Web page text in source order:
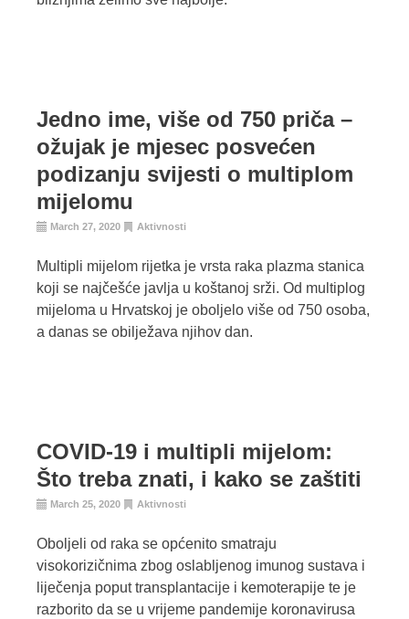
Jedno ime, više od 750 priča –
ožujak je mjesec posvećen
podizanju svijesti o multiplom
mijelomu
March 27, 2020 Aktivnosti
Multipli mijelom rijetka je vrsta raka plazma stanica
koji se najčešće javlja u koštanoj srži. Od multiplog
mijeloma u Hrvatskoj je oboljelo više od 750 osoba,
a danas se obilježava njihov dan.
COVID-19 i multipli mijelom:
Što treba znati, i kako se zaštiti
March 25, 2020 Aktivnosti
Oboljeli od raka se općenito smatraju
visokorizičnima zbog oslabljenog imunog sustava i
liječenja poput transplantacije i kemoterapije te je
razborito da se u vrijeme pandemije koronavirusa